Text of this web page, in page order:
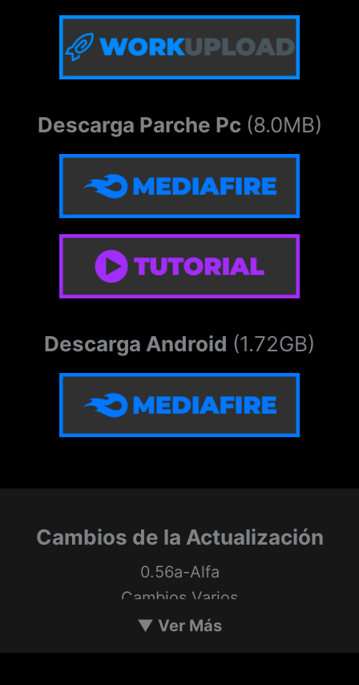
Descarga Parche Pc (8.0MB)
Descarga Android (1.72GB)
Cambios de la Actualización
0.56a-Alfa
Cambios Varios
▼ Ver Más